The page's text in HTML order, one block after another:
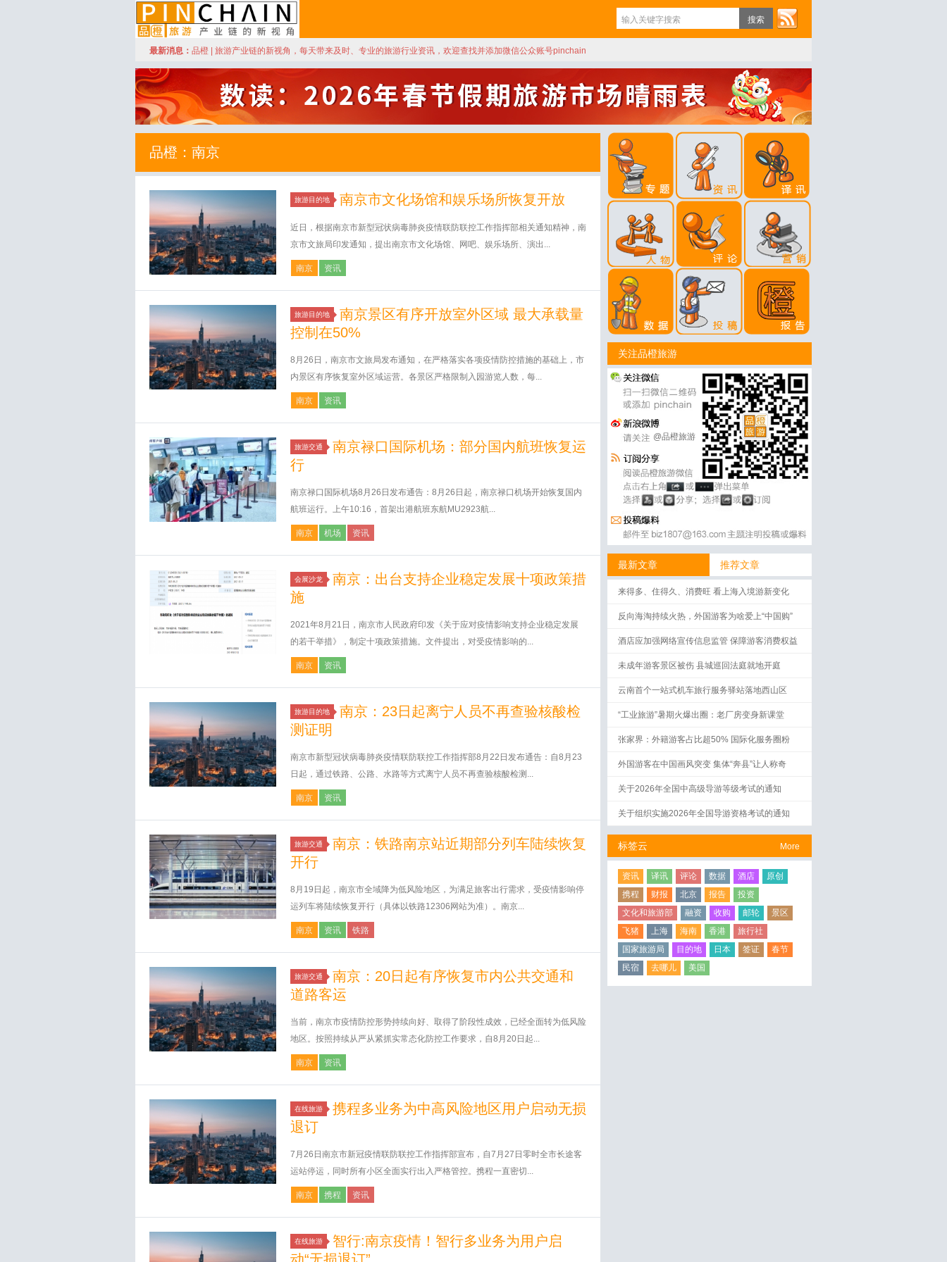
品橙旅游
最新消息： 品橙 | 旅游产业链的新视角，每天带来及时、专业的旅游行业资讯，欢迎查找并添加微信公众账号pinchain
品橙：南京
旅游目的地 南京市文化场馆和娱乐场所恢复开放
近日，根据南京市新型冠状病毒肺炎疫情联防联控工作指挥部相关通知精神，南
京市文旅局印发通知，提出南京市文化场馆、网吧、娱乐场所、演出...
南京 资讯
旅游目的地
南京景区有序开放室外区域 最大承载量
控制在50%
8月26日，南京市文旅局发布通知，在严格落实各项疫情防控措施的基础上，市
内景区有序恢复室外区域运营。各景区严格限制入园游览人数，每...
南京 资讯
旅游交通
南京禄口国际机场：部分国内航班恢复运
行
南京禄口国际机场8月26日发布通告：8月26日起，南京禄口机场开始恢复国内
航班运行。上午10:16，首架出港航班东航MU2923航...
南京 机场 资讯
会展沙龙
南京：出台支持企业稳定发展十项政策措
施
2021年8月21日，南京市人民政府印发《关于应对疫情影响支持企业稳定发展
的若干举措》，制定十项政策措施。文件提出，对受疫情影响的...
南京 资讯
旅游目的地
南京：23日起离宁人员不再查验核酸检
测证明
南京市新型冠状病毒肺炎疫情联防联控工作指挥部8月22日发布通告：自8月23
日起，通过铁路、公路、水路等方式离宁人员不再查验核酸检测...
南京 资讯
旅游交通
南京：铁路南京站近期部分列车陆续恢复
开行
8月19日起，南京市全域降为低风险地区，为满足旅客出行需求，受疫情影响停
运列车将陆续恢复开行（具体以铁路12306网站为准）。南京...
南京 资讯 铁路
旅游交通
南京：20日起有序恢复市内公共交通和
道路客运
当前，南京市疫情防控形势持续向好、取得了阶段性成效，已经全面转为低风险
地区。按照持续从严从紧抓实常态化防控工作要求，自8月20日起...
南京 资讯
在线旅游
携程多业务为中高风险地区用户启动无损
退订
7月26日南京市新冠疫情联防联控工作指挥部宣布，自7月27日零时全市长途客
运站停运，同时所有小区全面实行出入严格管控。携程一直密切...
南京 携程 资讯
在线旅游
智行:南京疫情！智行多业务为用户启
关注品橙旅游
@品橙旅游
最新文章 推荐文章
来得多、住得久、消费旺 看上海入境游新变化
反向海淘持续火热，外国游客为啥爱上“中国购”
酒店应加强网络宣传信息监管 保障游客消费权益
未成年游客景区被伤 县城巡回法庭就地开庭
云南首个一站式机车旅行服务驿站落地西山区
“工业旅游”暑期火爆出圈：老厂房变身新课堂
张家界：外籍游客占比超50% 国际化服务圈粉
外国游客在中国画风突变 集体“奔县”让人称奇
关于2026年全国中高级导游等级考试的通知
关于组织实施2026年全国导游资格考试的通知
More
标签云
资讯 译讯 评论 数据 酒店
原创
携程
财报 北京 报告
投资
文化和旅游部
融资 收购 邮轮
景区
飞猪
上海 海南 香港
旅行社
国家旅游局
目的地 日本 签证
春节
民宿
去哪儿 美国